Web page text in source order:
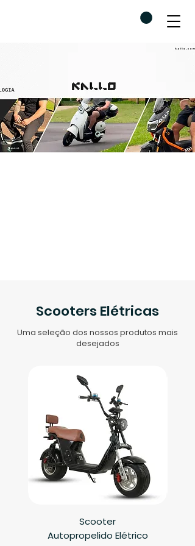
Scooters Elétricas
Uma seleção dos nossos produtos mais
desejados
Scooter
Autopropelido Elétrico